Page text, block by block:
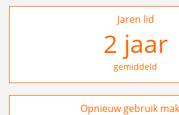
Jaren lid
2 jaar
gemiddeld
Opnieuw gebruik